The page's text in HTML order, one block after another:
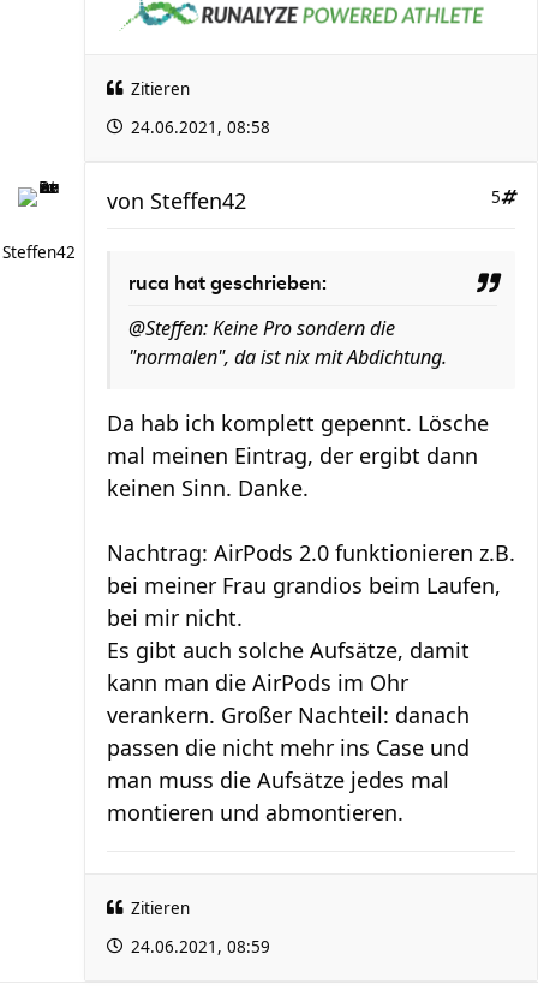
Zitieren
24.06.2021, 08:58
Steffen42
5
von Steffen42
ruca hat geschrieben:
@Steffen: Keine Pro sondern die
"normalen", da ist nix mit Abdichtung.
Da hab ich komplett gepennt. Lösche
mal meinen Eintrag, der ergibt dann
keinen Sinn. Danke.
Nachtrag: AirPods 2.0 funktionieren z.B.
bei meiner Frau grandios beim Laufen,
bei mir nicht.
Es gibt auch solche Aufsätze, damit
kann man die AirPods im Ohr
verankern. Großer Nachteil: danach
passen die nicht mehr ins Case und
man muss die Aufsätze jedes mal
montieren und abmontieren.
Zitieren
24.06.2021, 08:59